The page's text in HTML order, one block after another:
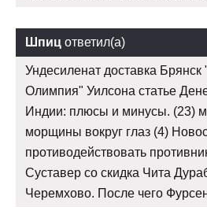
Шпиц ответил(а)
Ундесиленат доставка
Олимпия" Уилсона статье
Индии: плюсы и минусы. (23)
морщины вокруг глаз (4)
противодействовать
Суставер со скидка Чита
Черемхово. После чего